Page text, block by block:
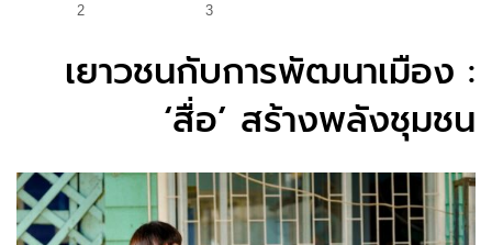
2 3
เยาวชนกับการพัฒนาเมือง :
‘สื่อ’ สร้างพลังชุมชน